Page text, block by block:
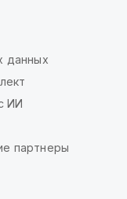
данных
ИИ
партнеры